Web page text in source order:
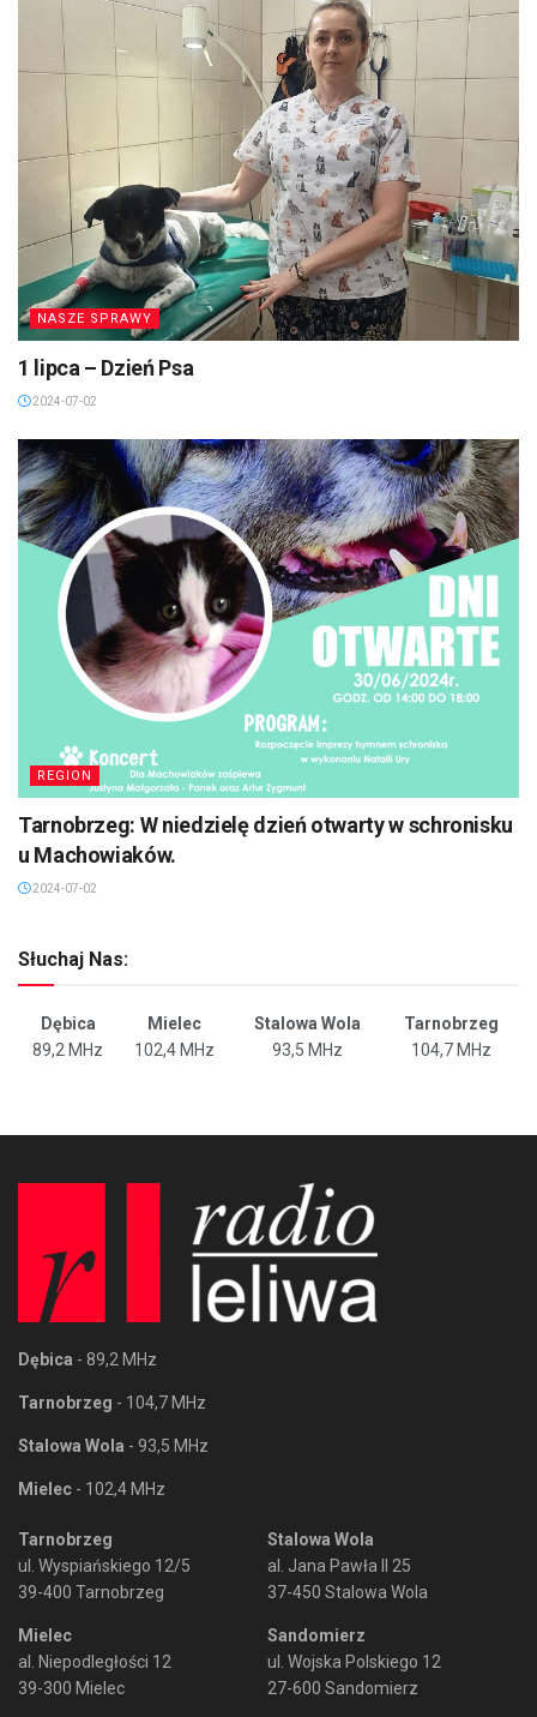
NASZE SPRAWY
1 lipca – Dzień Psa
2024-07-02
REGION
Tarnobrzeg: W niedzielę dzień otwarty w schronisku
u Machowiaków.
2024-07-02
Słuchaj Nas:
Dębica Mielec Stalowa Wola
Tarnobrzeg
89,2 MHz
102,4 MHz 93,5 MHz 104,7 MHz
Dębica - 89,2 MHz
Tarnobrzeg - 104,7 MHz
Stalowa Wola - 93,5 MHz
Mielec - 102,4 MHz
Tarnobrzeg
ul. Wyspiańskiego 12/5
39-400 Tarnobrzeg
Mielec
al. Niepodległości 12
39-300 Mielec
Stalowa Wola
al. Jana Pawła II 25
37-450 Stalowa Wola
Sandomierz
ul. Wojska Polskiego 12
27-600 Sandomierz